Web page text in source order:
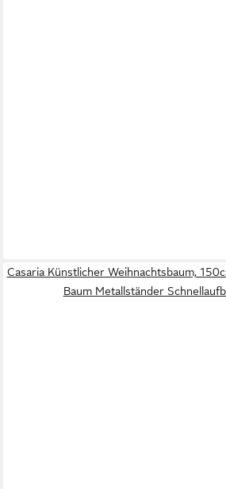
Casaria Künstlicher Weihnachtsbaum,
Baum Metallständer